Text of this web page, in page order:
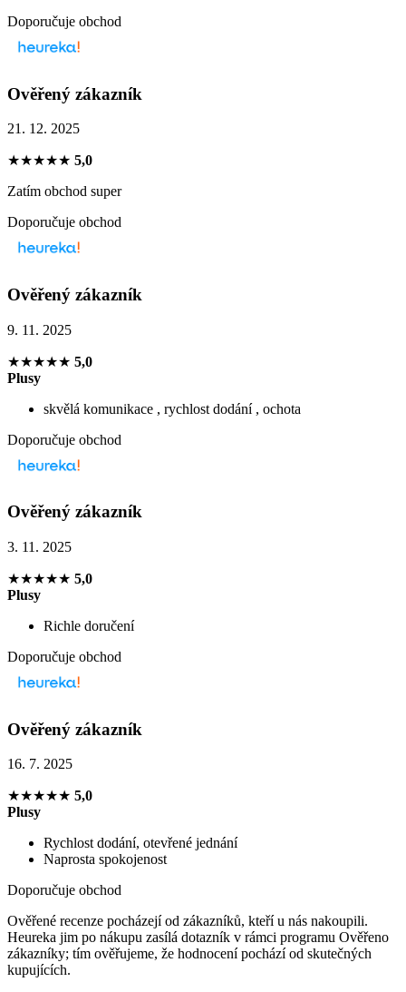
Doporučuje obchod
Ověřený zákazník
21. 12. 2025
★★★★★ 5,0
Zatím obchod super
Doporučuje obchod
Ověřený zákazník
9. 11. 2025
★★★★★ 5,0
Plusy
skvělá komunikace , rychlost dodání , ochota
Doporučuje obchod
Ověřený zákazník
3. 11. 2025
★★★★★ 5,0
Plusy
Richle doručení
Doporučuje obchod
Ověřený zákazník
16. 7. 2025
★★★★★ 5,0
Plusy
Rychlost dodání, otevřené jednání
Naprosta spokojenost
Doporučuje obchod
Ověřené recenze pocházejí od zákazníků, kteří u nás nakoupili.
Heureka jim po nákupu zasílá dotazník v rámci programu Ověřeno
zákazníky; tím ověřujeme, že hodnocení pochází od skutečných
kupujících.